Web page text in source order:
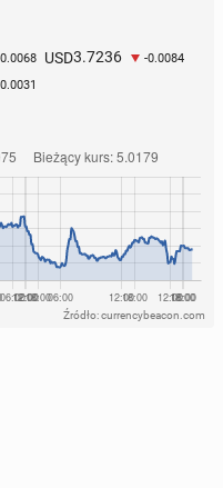
USD3.7236 -0.0084
Źródło: currencybeacon.com